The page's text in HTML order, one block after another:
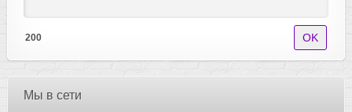
200
Мы в сети